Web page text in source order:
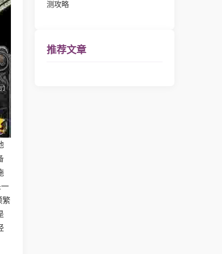
繁
测攻略
推荐文章